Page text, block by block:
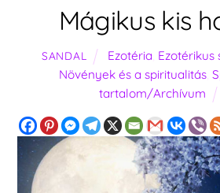
Mágikus kis
SANDAL Ezotéria Ezotérikus
Növények és a spiritualitás
tartalom/Archívum